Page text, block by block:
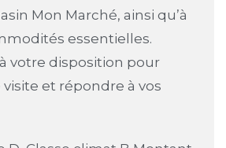
Mon Marché, ainsi qu’à
essentielles.
votre disposition pour
et répondre à vos